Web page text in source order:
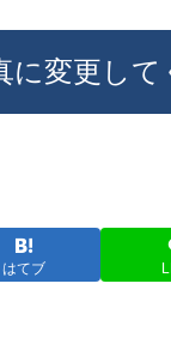
に変更し
はてブ